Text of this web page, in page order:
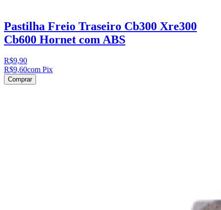
Pastilha Freio Traseiro Cb300 Xre300
Cb600 Hornet com ABS
R$9,90
R$9,60com Pix
Comprar